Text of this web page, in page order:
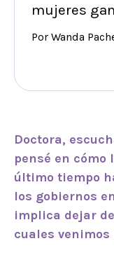
mujeres
Por Wanda
Doctora,
pensé en
último tiempo
los gobiernos
implica dejar
cuales